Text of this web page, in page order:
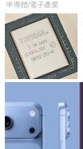
半導體/電子產業